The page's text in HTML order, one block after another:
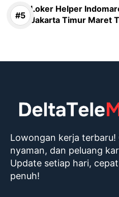
Loker Helper
Jakarta Timur Maret
Lowongan kerja terbaru!
nyaman, dan peluang
Update setiap hari,
penuh!